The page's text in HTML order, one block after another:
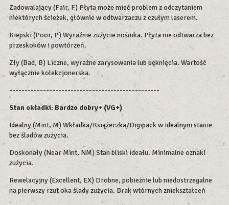
Zadowalający (Fair, F) Płyta może mieć problem z odczytaniem
niektórych ścieżek, głównie w odtwarzaczu z czułym laserem.
Kiepski (Poor, P) Wyraźnie zużycie nośnika. Płyta nie odtwarza bez
przeskoków i powtórzeń.
Zły (Bad, B) Liczne, wyraźne zarysowania lub pęknięcia. Wartość
wyłącznie kolekcjonerska.
-------------------------------------------------
Stan okładki: Bardzo dobry+ (VG+)
Idealny (Mint, M) Wkładka/Książeczka/Digipack w idealnym stanie
bez śladów zużycia.
Doskonały (Near Mint, NM) Stan bliski ideału. Minimalne oznaki
zużycia.
Rewelacyjny (Excellent, EX) Drobne, pobieżnie lub niedostrzegalne
na pierwszy rzut oka ślady zużycia. Brak wtórnych zniekształceń